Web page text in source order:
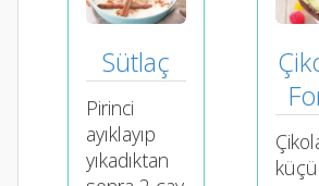
Sütlaç
Pirinci
ayıklayıp
yıkadıktan